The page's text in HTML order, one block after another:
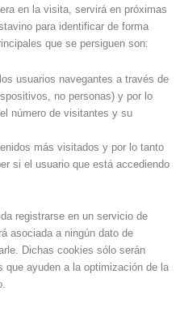
en la visita, servirá en próximas
para identificar de forma
que se persiguen son:
usuarios navegantes a través de
no personas) y por lo
número de visitantes y su
más visitados y por lo tanto
si el usuario que está accediendo
registrarse en un servicio de
asociada a ningún dato de
Dichas cookies sólo serán
ayuden a la optimización de la